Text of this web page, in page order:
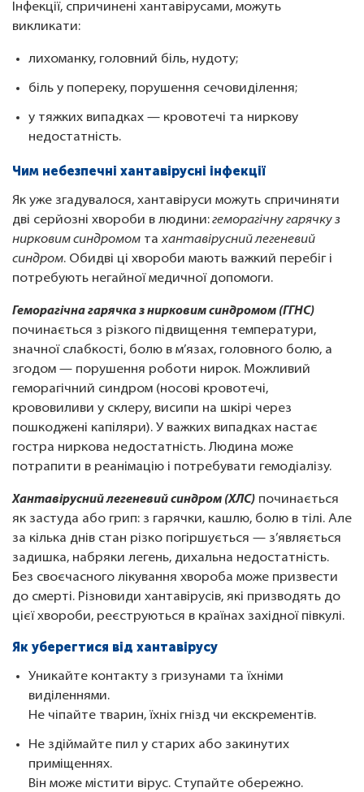
Інфекції, спричинені хантавірусами, можуть
викликати:
лихоманку, головний біль, нудоту;
біль у попереку, порушення сечовиділення;
у тяжких випадках — кровотечі та ниркову
недостатність.
Чим небезпечні хантавірусні інфекції
Як уже згадувалося, хантавіруси можуть спричиняти
дві серйозні хвороби в людини:геморагічну гарячку з
нирковим синдромом тахантавірусний легеневий
синдром. Обидві ці хвороби мають важкий перебіг і
потребують негайної медичної допомоги.
Геморагічна гарячка з нирковим синдромом (ГГНС)
починається з різкого підвищення температури,
значної слабкості, болю в м’язах, головного болю, а
згодом — порушення роботи нирок. Можливий
геморагічний синдром (носові кровотечі,
крововиливи у склеру, висипи на шкірі через
пошкоджені капіляри). У важких випадках настає
гостра ниркова недостатність. Людина може
потрапити в реанімацію і потребувати гемодіалізу.
Хантавірусний легеневий синдром (ХЛС) починається
як застуда або грип: з гарячки, кашлю, болю в тілі. Але
за кілька днів стан різко погіршується — з’являється
задишка, набряки легень, дихальна недостатність.
Без своєчасного лікування хвороба може призвести
до смерті. Різновиди хантавірусів, які призводять до
цієї хвороби, реєструються в країнах західної півкулі.
Як уберегтися від хантавірусу
Уникайте контакту з гризунами та їхніми
виділеннями.
Не чіпайте тварин, їхніх гнізд чи екскрементів.
Не здіймайте пил у старих або закинутих
приміщеннях.
Він може містити вірус. Ступайте обережно.